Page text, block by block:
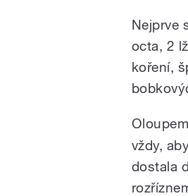
Nejprve
octa, 2
koření,
vždy,
dostala